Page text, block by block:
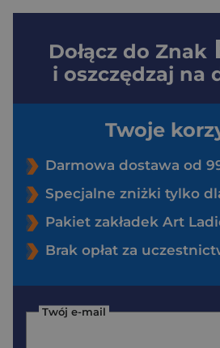
Dołącz do Znak
i oszczędzaj na
Twoje
Darmowa dostawa od
Specjalne zniżki tylko
Pakiet zakładek Art
Brak opłat za
Twój e-mail